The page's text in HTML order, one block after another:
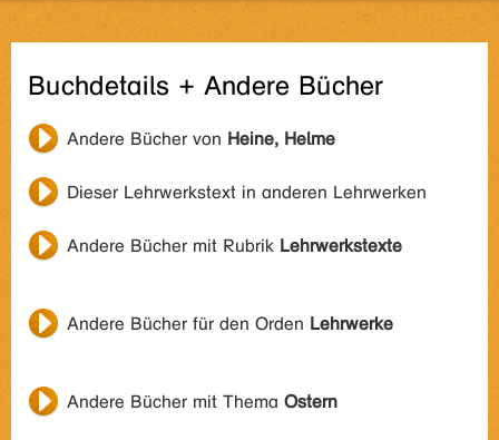
Buchdetails + Andere Bücher
Andere Bücher von Heine, Helme
Dieser Lehrwerkstext in anderen Lehrwerken
Andere Bücher mit Rubrik Lehrwerkstexte
Andere Bücher für den Orden Lehrwerke
Andere Bücher mit Thema Ostern